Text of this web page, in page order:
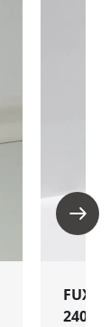
FUXX